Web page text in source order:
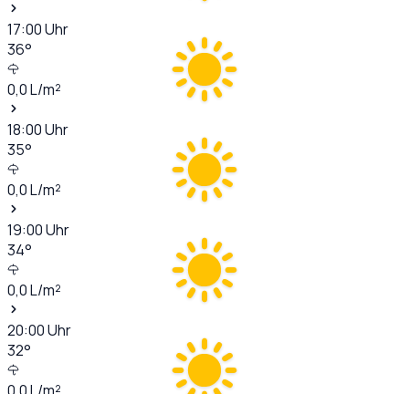
17:00Uhr
36°
0,0L/m²
18:00Uhr
35°
0,0L/m²
19:00Uhr
34°
0,0L/m²
20:00Uhr
32°